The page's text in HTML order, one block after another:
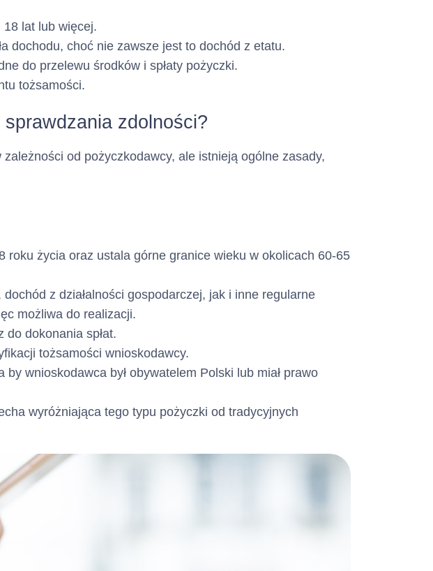
Kredytowa
limitu kredytowego na karcie
18 lat lub więcej.
dochodu, choć nie zawsze jest to dochód z etatu.
do przelewu środków i spłaty pożyczki.
tożsamości.
zdolności?
zależności od pożyczkodawcy, ale istnieją ogólne zasady,
życia oraz ustala górne granice wieku w okolicach 60-65
z działalności gospodarczej, jak i inne regularne
możliwa do realizacji.
dokonania spłat.
tożsamości wnioskodawcy.
by wnioskodawca był obywatelem Polski lub miał prawo
wyróżniająca tego typu pożyczki od tradycyjnych